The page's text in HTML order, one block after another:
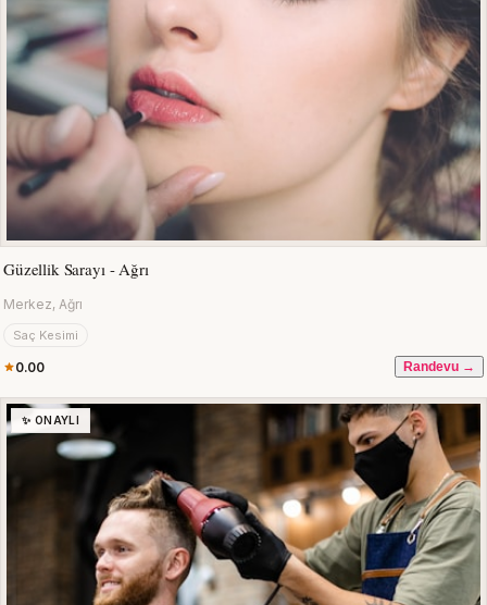
Güzellik Sarayı - Ağrı
Merkez, Ağrı
Saç Kesimi
0.00 Randevu →
✨ ONAYLI